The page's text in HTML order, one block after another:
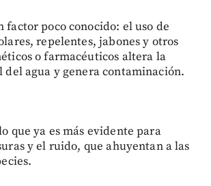
factor poco conocido: el uso de
repelentes, jabones y otros
o farmacéuticos altera la
agua y genera contaminación.
que ya es más evidente para
y el ruido, que ahuyentan a las